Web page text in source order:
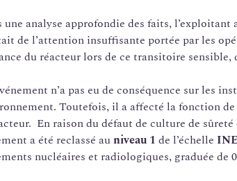
une analyse approfondie des faits,
de l’attention insuffisante portée par les
du réacteur lors de ce transitoire
n’a pas eu de conséquence sur les
Toutefois, il a affecté la fonction
En raison du défaut de culture de
a été reclassé auniveau 1 de l’échelle
nucléaires et radiologiques, graduée de